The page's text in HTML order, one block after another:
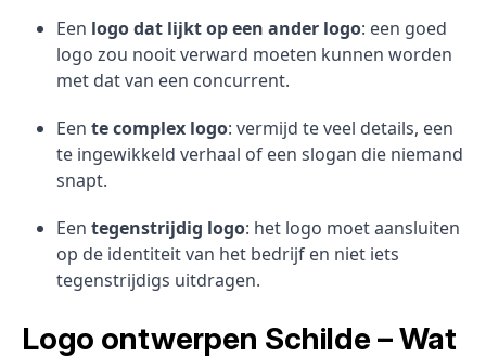
Een logo dat lijkt op een ander logo: een goed
logo zou nooit verward moeten kunnen worden
met dat van een concurrent.
Een te complex logo: vermijd te veel details, een
te ingewikkeld verhaal of een slogan die niemand
snapt.
Een tegenstrijdig logo: het logo moet aansluiten
op de identiteit van het bedrijf en niet iets
tegenstrijdigs uitdragen.
Logo ontwerpen Schilde – Wat